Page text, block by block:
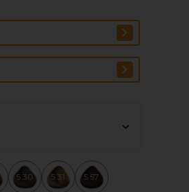
5.30 5.31 5.57